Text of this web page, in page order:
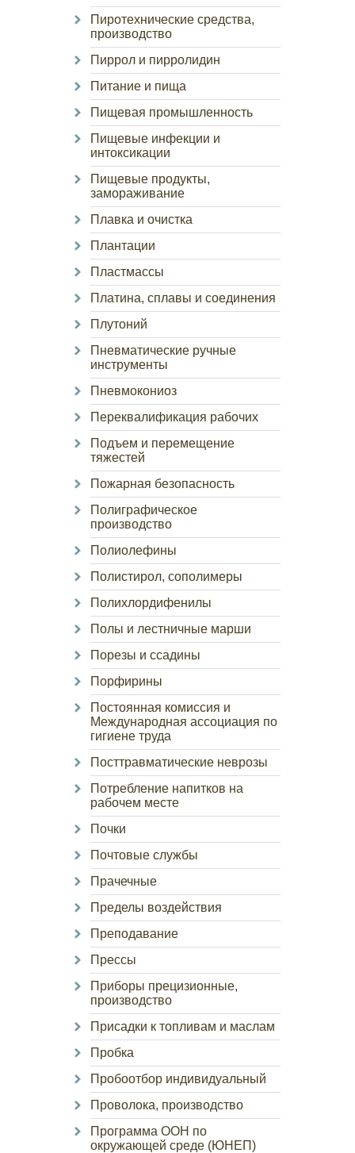
Пиротехнические средства,
производство
Пиррол и пирролидин
Питание и пища
Пищевая промышленность
Пищевые инфекции и
интоксикации
Пищевые продукты,
замораживание
Плавка и очистка
Плантации
Пластмассы
Платина, сплавы и соединения
Плутоний
Пневматические ручные
инструменты
Пневмокониоз
Переквалификация рабочих
Подъем и перемещение
тяжестей
Пожарная безопасность
Полиграфическое
производство
Полиолефины
Полистирол, сополимеры
Полихлордифенилы
Полы и лестничные марши
Порезы и ссадины
Порфирины
Постоянная комиссия и
Международная ассоциация по
гигиене труда
Посттравматические неврозы
Потребление напитков на
рабочем месте
Почки
Почтовые службы
Прачечные
Пределы воздействия
Преподавание
Прессы
Приборы прецизионные,
производство
Присадки к топливам и маслам
Пробка
Пробоотбор индивидуальный
Проволока, производство
Программа ООН по
окружающей среде (ЮНЕП)